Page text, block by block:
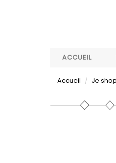
ACCUEIL
Accueil Je